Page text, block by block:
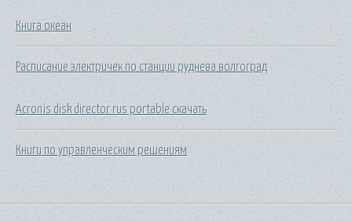
Книга океан
Расписание электричек по станции руднева волгоград
Acronis disk director rus portable скачать
Книги по управленческим решениям